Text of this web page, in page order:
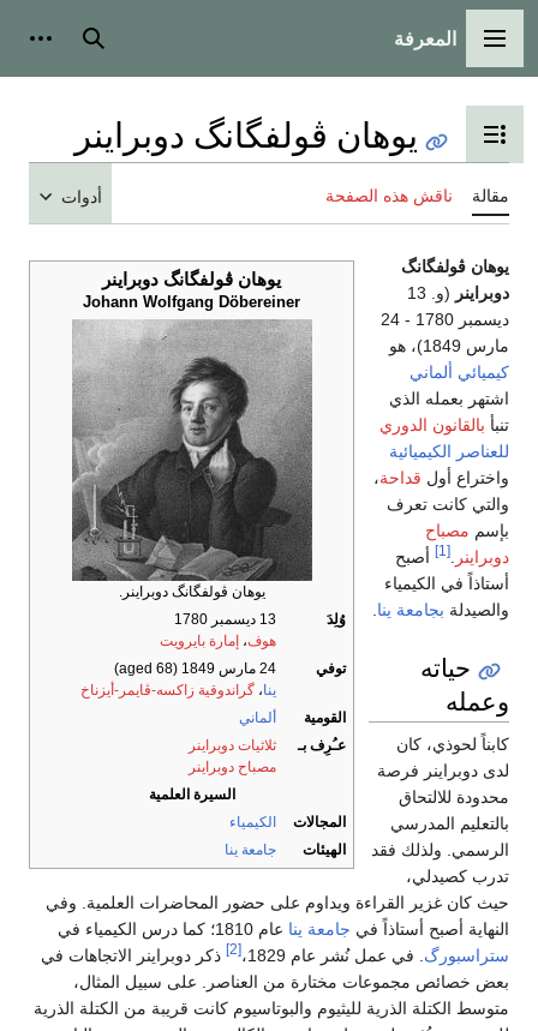
القائمة الرئيسية
المعرفة بحث
تبديل عرض جدول المحتويات
يوهان ڤولفگانگ دوبراينر
مقالة ناقش هذه الصفحة أدوات
يوهان ڤولفگانگ دوبراينر
Johann Wolfgang Döbereiner
يوهان ڤولفگانگ دوبراينر.
وُلِدَ
13 ديسمبر 1780
هوف، إمارة بايرويت
توفي
24 مارس 1849
(aged 68)
ينا، گراندوقية زاكسه-ڤايمر-أيزناخ
القومية
ألماني
عـُرِف بـ
ثلاثيات دوبراينر
مصباح دوبراينر
السيرة العلمية
المجالات
الكيمياء
الهيئات
جامعة ينا
يوهان ڤولفگانگ
دوبراينر
(و. 13
ديسمبر 1780 - 24
مارس 1849)، هو
كيميائي ألماني
اشتهر بعمله الذي
تنبأ بالقانون الدوري
للعناصر الكيميائية
واختراع أول قداحة،
والتي كانت تعرف
بإسم مصباح
دوبراينر
[1]
أصبح
أستاذاً في الكيمياء
والصيدلة بجامعة ينا
حياته
وعمله
كابناً لحوذي، كان
لدى دوبراينر فرصة
محدودة للالتحاق
بالتعليم المدرسي
الرسمي. ولذلك فقد
تدرب كصيدلي،
حيث كان غزير القراءة ويداوم على حضور المحاضرات العلمية. وفي
النهاية أصبح أستاذاً في جامعة ينا عام 1810؛ كما درس الكيمياء في
ستراسبورگ. في عمل نُشر عام 1829، [2]
ذكر دوبراينر الاتجاهات في
بعض خصائص مجموعات مختارة من العناصر. على سبيل المثال،
متوسط الكتلة الذرية لليثيوم والبوتاسيوم كانت قريبة من الكتلة الذرية